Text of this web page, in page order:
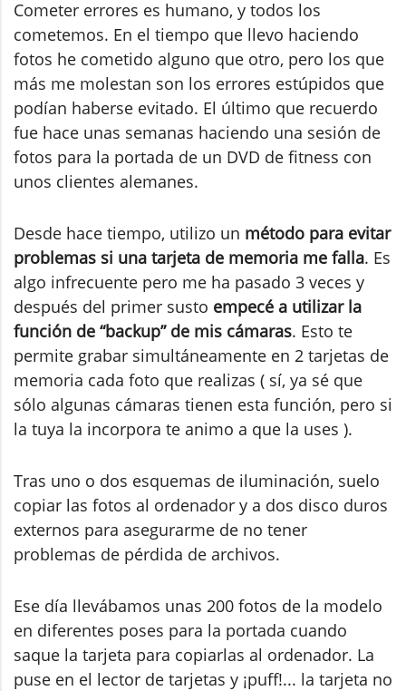
Cometer errores es humano, y todos los
cometemos. En el tiempo que llevo haciendo
fotos he cometido alguno que otro, pero los que
más me molestan son los errores estúpidos que
podían haberse evitado. El último que recuerdo
fue hace unas semanas haciendo una sesión de
fotos para la portada de un DVD de fitness con
unos clientes alemanes.
Desde hace tiempo, utilizo un método para evitar
problemas si una tarjeta de memoria me falla. Es
algo infrecuente pero me ha pasado 3 veces y
después del primer susto empecé a utilizar la
función de “backup” de mis cámaras. Esto te
permite grabar simultáneamente en 2 tarjetas de
memoria cada foto que realizas ( sí, ya sé que
sólo algunas cámaras tienen esta función, pero si
la tuya la incorpora te animo a que la uses ).
Tras uno o dos esquemas de iluminación, suelo
copiar las fotos al ordenador y a dos disco duros
externos para asegurarme de no tener
problemas de pérdida de archivos.
Ese día llevábamos unas 200 fotos de la modelo
en diferentes poses para la portada cuando
saque la tarjeta para copiarlas al ordenador. La
puse en el lector de tarjetas y ¡puff!... la tarjeta no